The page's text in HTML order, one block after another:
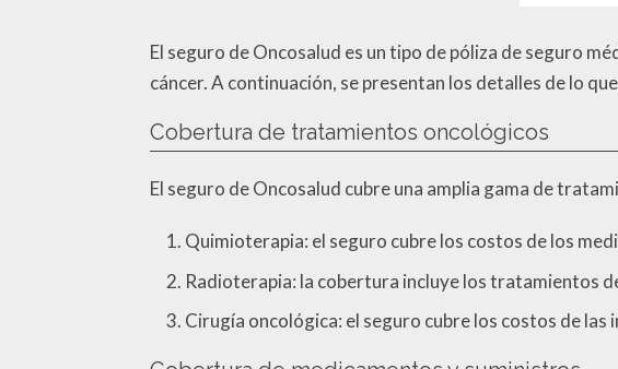
El seguro de Oncosalud es un tipo de póliza de seguro
cáncer. A continuación, se presentan los detalles de lo
Cobertura de tratamientos oncológicos
El seguro de Oncosalud cubre una amplia gama de
Quimioterapia: el seguro cubre los costos de los
Radioterapia: la cobertura incluye los tratamientos
Cirugía oncológica: el seguro cubre los costos de